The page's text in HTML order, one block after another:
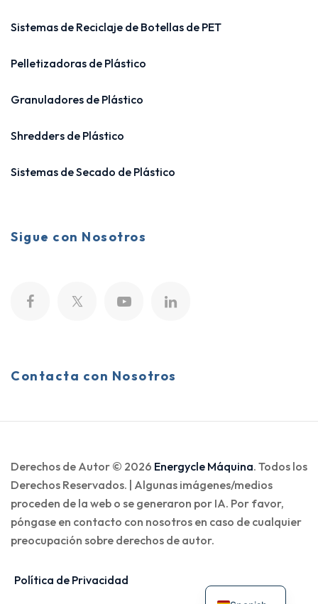
Sistemas de Reciclaje de Botellas de PET
Pelletizadoras de Plástico
Granuladores de Plástico
Shredders de Plástico
Sistemas de Secado de Plástico
Sigue con Nosotros
Contacta con Nosotros
Derechos de Autor © 2026 Energycle Máquina. Todos los
Derechos Reservados. | Algunas imágenes/medios
proceden de la web o se generaron por IA. Por favor,
póngase en contacto con nosotros en caso de cualquier
preocupación sobre derechos de autor.
Política de Privacidad